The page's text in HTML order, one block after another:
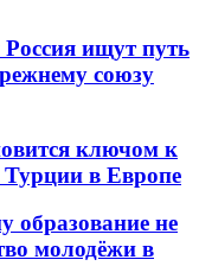
ищут путь
союзу
ключом к
Турции в Европе
образование не
молодёжи в